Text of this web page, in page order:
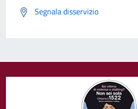
Segnala disservizio